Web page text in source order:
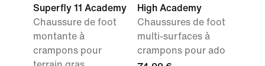
Superfly 11 Academy
Chaussure de foot
montante à
crampons pour
High Academy
Chaussures de foot
multi-surfaces à
crampons pour ado